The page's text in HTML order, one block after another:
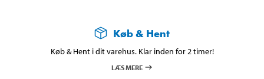
Køb & Hent
Køb & Hent i dit varehus. Klar inden for 2 timer!
LÆS MERE